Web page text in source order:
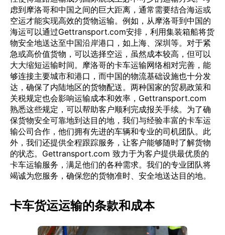
虑到摩洛哥和中国之间的巨大距离，通常需要结合海运或
空运才能实现高效的货物运输。例如，从摩洛哥到中国的
海运可以通过Gettransport.com安排，利用集装箱船将货
物安全地送达至中国沿岸港口，如上海、深圳等。对于紧
急或高价值货物，可以选择空运，虽然成本较高，但可以
大大缩短运输时间。摩洛哥的卡车运输网络相对完善，能
够连接主要城市和港口，而中国的物流基础设施也十分发
达，确保了内陆地区的货物配送。两种国家的贸易政策和
关税规定也会影响运输成本和效率，Gettransport.com
熟悉这些规定，可以帮助客户顺利完成报关手续。为了确
保货物安全可靠地到达目的地，我们与经验丰富的卡车运
输公司合作，他们拥有先进的车辆和专业的司机团队。此
外，我们还提供全程跟踪服务，让客户能够随时了解货物
的状态。Gettransport.com 致力于为客户提供最优质的
卡车运输服务，满足他们的各种需求。我们的专业团队将
竭诚为您服务，确保您的货物准时、安全地送达目的地。
卡车货运运输的条款和成本